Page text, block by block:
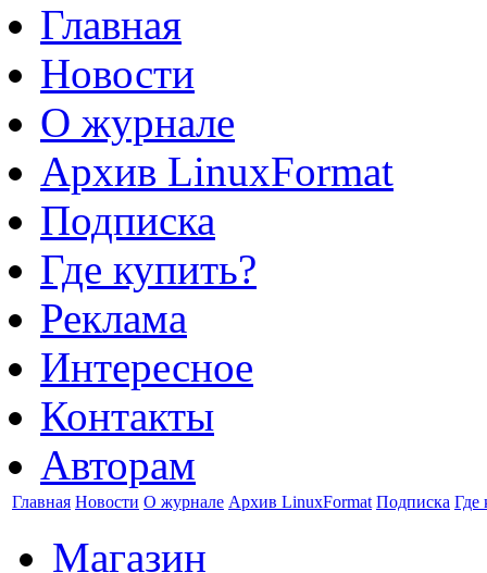
Главная
Новости
О журнале
Архив LinuxFormat
Подписка
Где купить?
Реклама
Интересное
Контакты
Авторам
Главная Новости О журнале Архив LinuxFormat Подписка Где
Магазин